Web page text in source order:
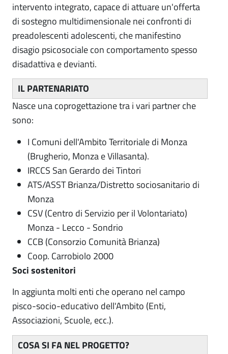
intervento integrato, capace di attuare un'offerta
di sostegno multidimensionale nei confronti di
preadolescenti adolescenti, che manifestino
disagio psicosociale con comportamento spesso
disadattiva e devianti.
IL PARTENARIATO
Nasce una coprogettazione tra i vari partner che
sono:
I Comuni dell'Ambito Territoriale di Monza
(Brugherio, Monza e Villasanta).
IRCCS San Gerardo dei Tintori
ATS/ASST Brianza/Distretto sociosanitario di
Monza
CSV (Centro di Servizio per il Volontariato)
Monza - Lecco - Sondrio
CCB (Consorzio Comunità Brianza)
Coop. Carrobiolo 2000
Soci sostenitori
In aggiunta molti enti che operano nel campo
pisco-socio-educativo dell'Ambito (Enti,
Associazioni, Scuole, ecc.).
COSA SI FA NEL PROGETTO?